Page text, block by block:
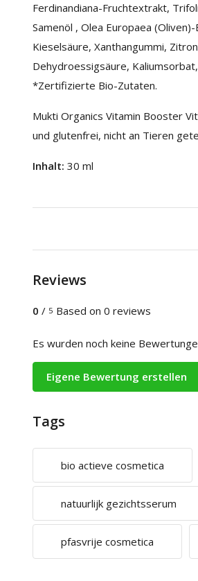
Ferdinandiana-Fruchtextrakt,
Samenöl , Olea Europaea
Kieselsäure, Xanthangummi,
Dehydroessigsäure,
*Zertifizierte Bio-Zutaten.
Mukti Organics Vitamin Booster
und glutenfrei, nicht an Tieren
Inhalt: 30 ml
Reviews
0 / 5 Based on 0 reviews
Es wurden noch keine
Eigene Bewertung erstellen
Tags
bio actieve cosmetica
natuurlijk gezichtsserum
pfasvrije cosmetica